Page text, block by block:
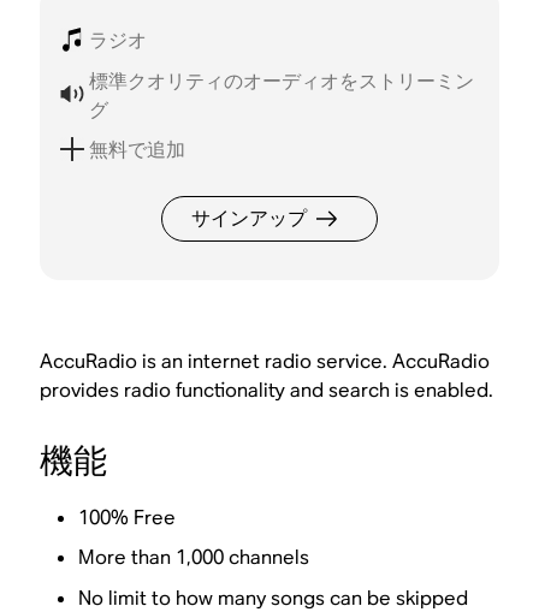
ラジオ
標準クオリティのオーディオをストリーミン
グ
無料で追加
サインアップ
AccuRadio is an internet radio service. AccuRadio
provides radio functionality and search is enabled.
機能
100% Free
More than 1,000 channels
No limit to how many songs can be skipped